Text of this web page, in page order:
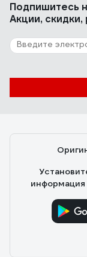
Подпишитесь
Акции,
информация